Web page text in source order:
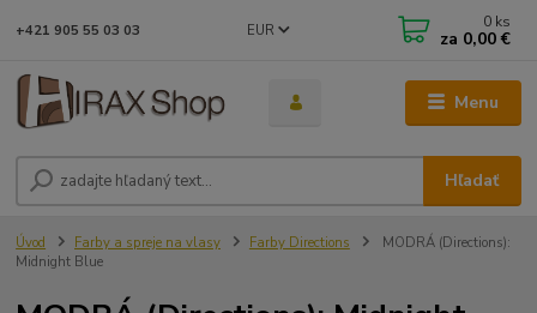
Menu
EUR
Hľadať
+421 905 55 03 03 0 ks
za 0,00 €
Úvod Farby a spreje na vlasy Farby Directions
MODRÁ (Directions):
Midnight Blue